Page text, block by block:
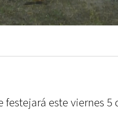
festejará este viernes